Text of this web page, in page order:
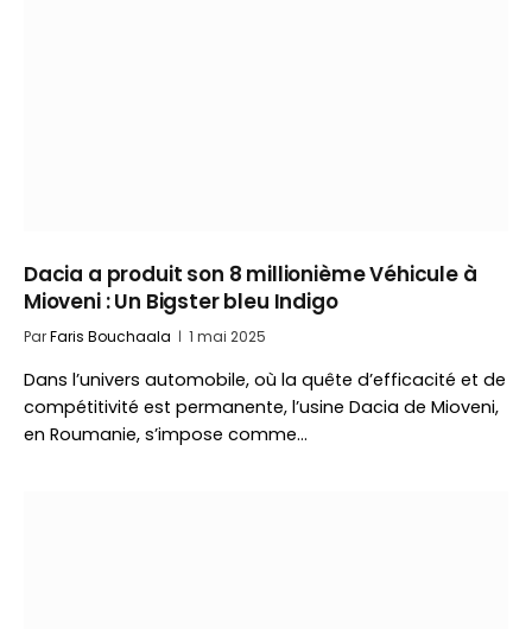
Dacia a produit son 8 millionième Véhicule à
Mioveni : Un Bigster bleu Indigo
ParFaris Bouchaala 1 mai 2025
Dans l’univers automobile, où la quête d’efficacité et de
compétitivité est permanente, l’usine Dacia de Mioveni,
en Roumanie, s’impose comme…